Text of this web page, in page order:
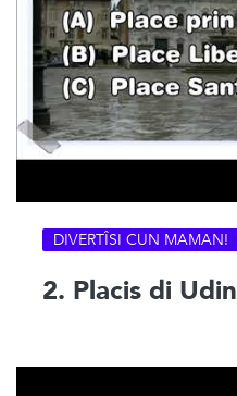
DIVERTÎSI CUN MAMAN!
2. Placis di Udin